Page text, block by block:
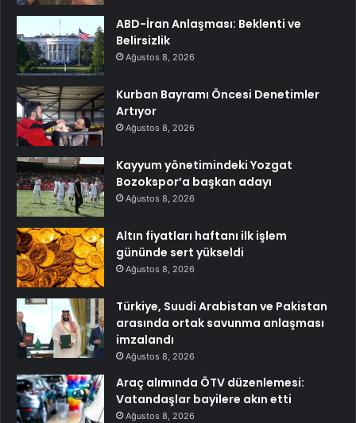
ABD-İran Anlaşması: Beklenti ve
Belirsizlik
Ağustos 8, 2026
Kurban Bayramı Öncesi Denetimler
Artıyor
Ağustos 8, 2026
Kayyum yönetimindeki Yozgat
Bozokspor’a başkan adayı
Ağustos 8, 2026
Altın fiyatları haftanı ilk işlem
gününde sert yükseldi
Ağustos 8, 2026
Türkiye, Suudi Arabistan ve Pakistan
arasında ortak savunma anlaşması
imzalandı
Ağustos 8, 2026
Araç alımında ÖTV düzenlemesi:
Vatandaşlar bayilere akın etti
Ağustos 8, 2026